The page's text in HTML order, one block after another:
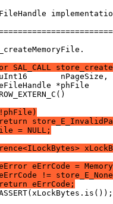
SAL_CALL
= NULL;
eErrCode =
!=
eErrCode;